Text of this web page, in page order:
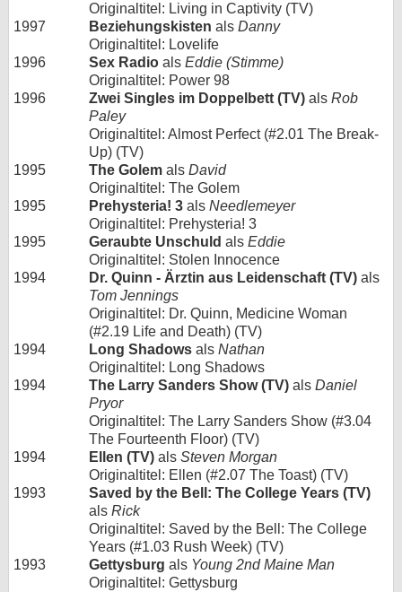
Originaltitel: Living in Captivity (TV)
1997
Beziehungskisten als Danny
Originaltitel: Lovelife
1996
Sex Radio als Eddie (Stimme)
Originaltitel: Power 98
1996
Zwei Singles im Doppelbett (TV) als Rob
Paley
Originaltitel: Almost Perfect (#2.01 The Break-
Up) (TV)
1995
The Golem als David
Originaltitel: The Golem
1995
Prehysteria! 3 als Needlemeyer
Originaltitel: Prehysteria! 3
1995
Geraubte Unschuld als Eddie
Originaltitel: Stolen Innocence
1994
Dr. Quinn - Ärztin aus Leidenschaft (TV) als
Tom Jennings
Originaltitel: Dr. Quinn, Medicine Woman
(#2.19 Life and Death) (TV)
1994
Long Shadows als Nathan
Originaltitel: Long Shadows
1994
The Larry Sanders Show (TV) als Daniel
Pryor
Originaltitel: The Larry Sanders Show (#3.04
The Fourteenth Floor) (TV)
1994
Ellen (TV) als Steven Morgan
Originaltitel: Ellen (#2.07 The Toast) (TV)
1993
Saved by the Bell: The College Years (TV)
als Rick
Originaltitel: Saved by the Bell: The College
Years (#1.03 Rush Week) (TV)
1993
Gettysburg als Young 2nd Maine Man
Originaltitel: Gettysburg